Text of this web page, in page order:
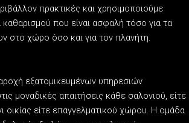
πρακτικές και χρησιμοποιούμε
καθαρισμού που είναι ασφαλή τόσο για τα
στο χώρο όσο και για τον πλανήτη.
εξατομικευμένων υπηρεσιών
μοναδικές απαιτήσεις κάθε σαλονιού, είτε
οικίας είτε επαγγελματικού χώρου. Η ομάδα